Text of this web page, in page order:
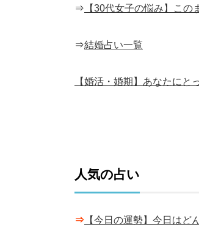
⇒ 【30代女子の悩み】こ
⇒結婚占い一覧
【婚活・婚期】あなたにと
人気の占い
⇒ 【今日の運勢】今日はど